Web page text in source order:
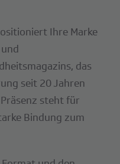
Ihre Marke
das
seit 20 Jahren
steht für
Bindung zum